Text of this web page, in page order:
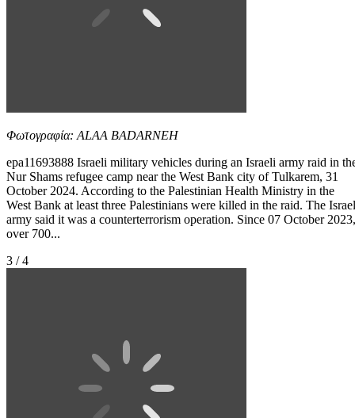
Φωτογραφία: ALAA BADARNEH
epa11693888 Israeli military vehicles during an Israeli army raid in
Nur Shams refugee camp near the West Bank city of Tulkarem, 31
October 2024. According to the Palestinian Health Ministry in the
West Bank at least three Palestinians were killed in the raid. The
army said it was a counterterrorism operation. Since 07 October 2023,
over 700...
3 / 4